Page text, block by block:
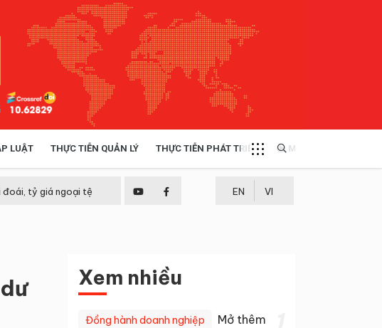
LUẬT THỰC TIỄN QUẢN LÝ THỰC TIỄN PHÁT TRIỂN MULTIMEDIA
đoái, tỷ giá ngoại tệ EN VI
Xem nhiều
Đồng hành doanh nghiệp
Mở thêm